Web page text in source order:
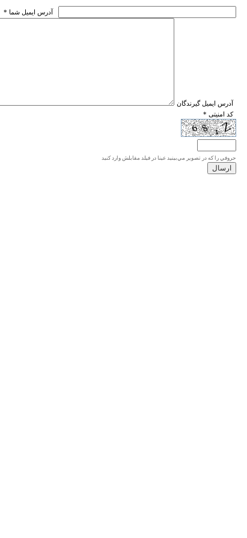
* آدرس ايميل شما
* آدرس ايميل گيرندگان
* کد امنیتی
حروفي را كه در تصوير مي‌بينيد عينا در فيلد مقابلش وارد كنيد